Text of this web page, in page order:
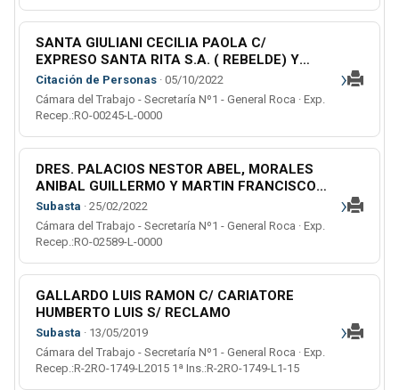
SANTA GIULIANI CECILIA PAOLA C/
EXPRESO SANTA RITA S.A. ( REBELDE) Y
EXPRESO LA EMPERATRIZ S.R.L. S/
ORDINARIO (L)
Citación de Personas · 05/10/2022
Cámara del Trabajo - Secretaría Nº1 - General Roca · Exp.
Recep.:RO-00245-L-0000
›
DRES. PALACIOS NESTOR ABEL, MORALES
ANIBAL GUILLERMO Y MARTIN FRANCISCO
EN AUTOS: GONZALEZ SINFOROSA C/
DESARROLLO SUR SRL Y SAN FORMERIO
SRL S- ORDINARIO S/ EJECUCION (L)
Subasta · 25/02/2022
Cámara del Trabajo - Secretaría Nº1 - General Roca · Exp.
Recep.:RO-02589-L-0000
›
GALLARDO LUIS RAMON C/ CARIATORE
HUMBERTO LUIS S/ RECLAMO
Subasta · 13/05/2019
Cámara del Trabajo - Secretaría Nº1 - General Roca · Exp.
Recep.:R-2RO-1749-L2015 1ª Ins.:R-2RO-1749-L1-15
›